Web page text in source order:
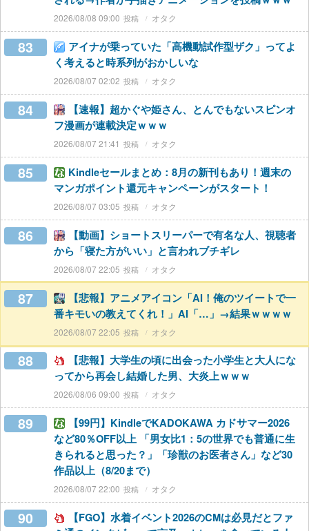
2026/08/08 09:00 オタク
83
アイナが乗っていた「高機動試作型ザク」ってよ
く考えると時系列がおかしいな
2026/08/07 02:02 オタク
84
【速報】超かぐや姫さん、とんでもないスピンオ
フ漫画が連載決定ｗｗｗ
2026/08/07 21:41 オタク
85
Kindleセールまとめ：8月の新刊もあり！週末の
マンガポイント還元キャンペーンがスタート！
2026/08/07 03:05 オタク
86
【動画】ショートスリーパーで有名な人、視聴者
から「寝た方がいい」と言われブチギレ
2026/08/07 22:05 オタク
87
【悲報】アニメアイコン「AI！俺のツイートで一
番キモいの教えてくれ！」AI「…」→結果ｗｗｗｗ
2026/08/07 22:05 オタク
88
【悲報】大学生の頃に出会った小学生と大人にな
ってから再会し結婚した男、大炎上ｗｗｗ
2026/08/06 09:00 オタク
89
【99円】KindleでKADOKAWA カドサマー2026
など80％OFF以上 「男女比1：5の世界でも普通に生
きられると思った？」「珍獣のお医者さん」など30
作品以上（8/20まで）
2026/08/07 22:00 オタク
90
【FGO】水着イベント2026のCMは必見だとファ